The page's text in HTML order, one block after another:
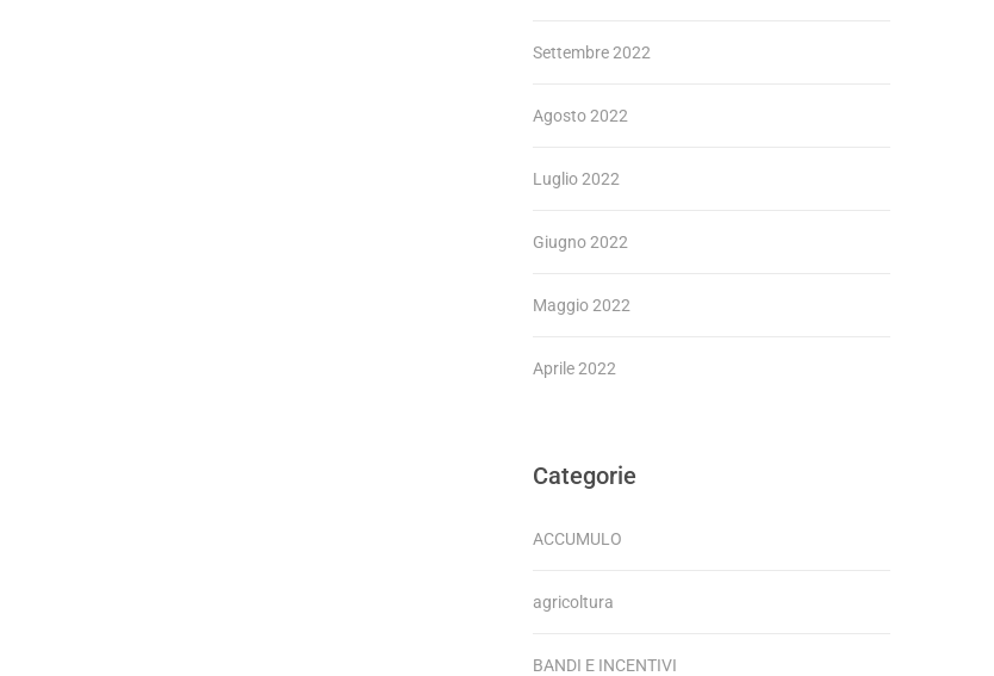
Settembre 2022
Agosto 2022
Luglio 2022
Giugno 2022
Maggio 2022
Aprile 2022
Categorie
ACCUMULO
agricoltura
BANDI E INCENTIVI